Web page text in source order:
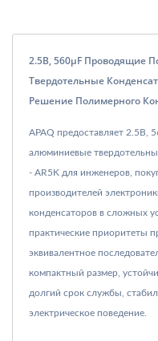
2.5В, 560μF Проводящие
Твердотельные
Решение Полимерного
APAQ предоставляет 2.5В,
алюминиевые
- AR5K для инженеров,
производителей
конденсаторов в сложных
практические приоритеты
эквивалентное
компактный размер,
долгий срок службы,
электрическое поведение.